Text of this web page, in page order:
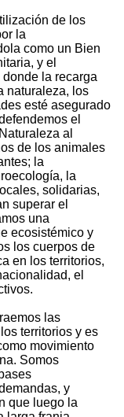
de los
la
como un Bien
y el
la recarga
naturaleza, los
esté asegurado
el
al
de los animales
la
la
solidarias,
superar el
una
ecosistémico y
los cuerpos de
en los territorios,
el
las
territorios y es
movimiento
Somos
y
que luego la